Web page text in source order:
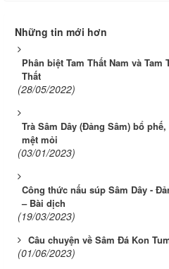
Những tin mới hơn
Phân biệt Tam Thất Nam và
Thất
(28/05/2022)
Trà Sâm Dây (Đảng Sâm) bổ
mệt mỏi
(03/01/2023)
Công thức nấu súp Sâm Dây -
– Bài dịch
(19/03/2023)
Câu chuyện về Sâm Đá Kon
(01/06/2023)